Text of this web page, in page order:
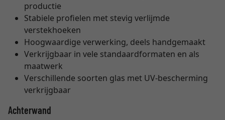
productie
Stabiele profielen met stevig verlijmde
verstekhoeken
Hoogwaardige verwerking, deels handgemaakt
Verkrijgbaar in vele standaardformaten en als
maatwerk
Verschillende soorten glas met UV-bescherming
verkrijgbaar
Achterwand